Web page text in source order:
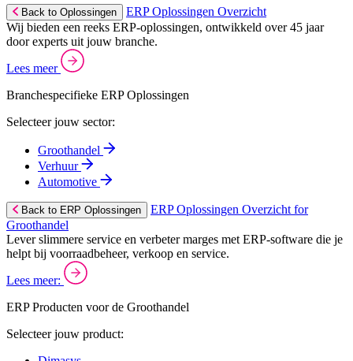
Back to Oplossingen
ERP Oplossingen Overzicht
Wij bieden een reeks ERP-oplossingen, ontwikkeld over 45 jaar
door experts uit jouw branche.
Lees meer
Branchespecifieke ERP Oplossingen
Selecteer jouw sector:
Groothandel
Verhuur
Automotive
Back to ERP Oplossingen
ERP Oplossingen Overzicht for
Groothandel
Lever slimmere service en verbeter marges met ERP-software die je
helpt bij voorraadbeheer, verkoop en service.
Lees meer:
ERP Producten voor de Groothandel
Selecteer jouw product: